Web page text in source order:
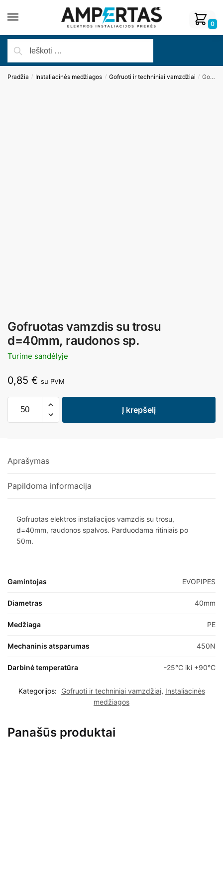
0
Pradžia / Instaliacinės medžiagos / Gofruoti ir techniniai vamzdžiai / Gofruotas vamzdis su trosu d=40mm, raudonos sp.
Gofruotas vamzdis su trosu
d=40mm, raudonos sp.
Turime sandėlyje
0,85 € su PVM
Į krepšelį
Aprašymas
Papildoma informacija
Gofruotas elektros instaliacijos vamzdis su trosu,
d=40mm, raudonos spalvos. Parduodama ritiniais po
50m.
Gamintojas EVOPIPES
Diametras 40mm
Medžiaga PE
Mechaninis atsparumas 450N
Darbinė temperatūra -25°C iki +90°C
Kategorijos: Gofruoti ir techniniai vamzdžiai, Instaliacinės
medžiagos
Panašūs produktai